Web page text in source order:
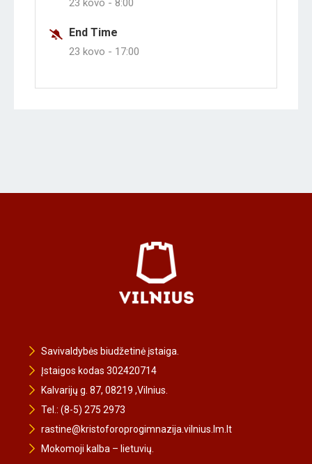
23 kovo - 8:00
End Time
23 kovo - 17:00
Savivaldybės biudžetinė įstaiga.
Įstaigos kodas 302420714
Kalvarijų g. 87, 08219 ,Vilnius.
Tel.: (8-5) 275 2973
rastine@kristoforoprogimnazija.vilnius.lm.lt
Mokomoji kalba – lietuvių.